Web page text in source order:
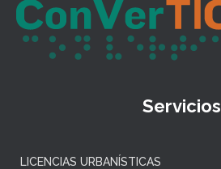
Servicios
LICENCIAS URBANÍSTICAS